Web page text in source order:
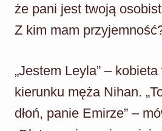
że pani jest twoją
Z kim mam
„Jestem Leyla” –
kierunku męża Nihan.
dłoń, panie Emirze” –